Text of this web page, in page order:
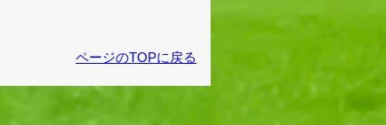
ページのTOPに戻る